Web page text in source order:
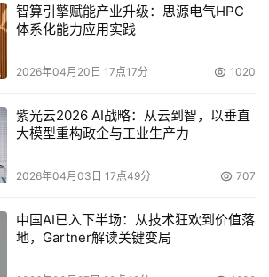
智算引擎赋能产业升级：思源电气HPC
体系化能力应用实践
2026年04月20日 17点17分 1020
紫光云2026 AI战略：从云到智，以垂直
大模型重构政企与工业生产力
2026年04月03日 17点49分 707
中国AI已入下半场：从技术狂欢到价值落
地，Gartner解读关键变局